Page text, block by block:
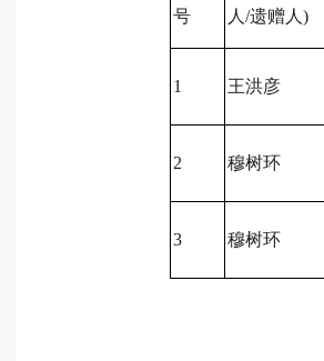
号
人/遗赠人)
1 王洪彦
2 穆树环
3 穆树环